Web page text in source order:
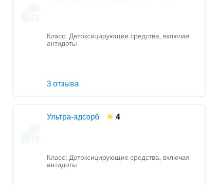
Класс: Детоксицирующие средства, включая
антидоты
3 отзыва
Ультра-адсорб 4
Класс: Детоксицирующие средства, включая
антидоты